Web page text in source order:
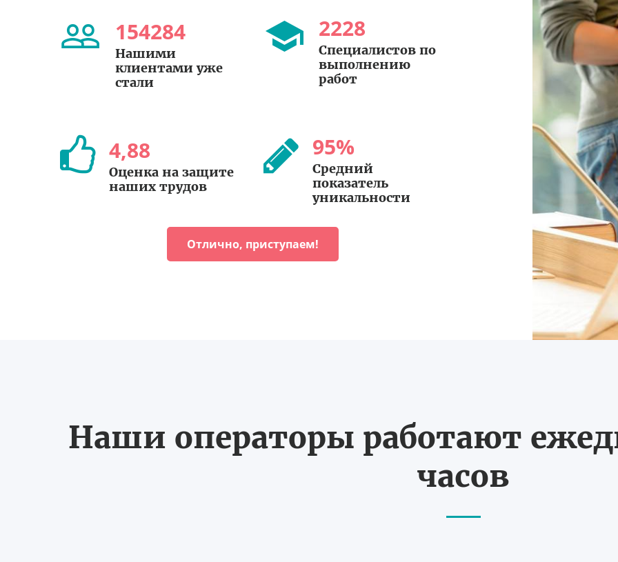
154284
Нашими
клиентами уже
стали
2228
Специалистов по
выполнению
работ
4,88
Оценка на защите
наших трудов
95%
Средний
показатель
уникальности
Отлично, приступаем!
Наши операторы работают
часов